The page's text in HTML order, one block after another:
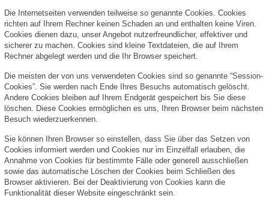
Die Internetseiten verwenden teilweise so genannte Cookies. Cookies
richten auf Ihrem Rechner keinen Schaden an und enthalten keine Viren.
Cookies dienen dazu, unser Angebot nutzerfreundlicher, effektiver und
sicherer zu machen. Cookies sind kleine Textdateien, die auf Ihrem
Rechner abgelegt werden und die Ihr Browser speichert.
Die meisten der von uns verwendeten Cookies sind so genannte “Session-
Cookies”. Sie werden nach Ende Ihres Besuchs automatisch gelöscht.
Andere Cookies bleiben auf Ihrem Endgerät gespeichert bis Sie diese
löschen. Diese Cookies ermöglichen es uns, Ihren Browser beim nächsten
Besuch wiederzuerkennen.
Sie können Ihren Browser so einstellen, dass Sie über das Setzen von
Cookies informiert werden und Cookies nur im Einzelfall erlauben, die
Annahme von Cookies für bestimmte Fälle oder generell ausschließen
sowie das automatische Löschen der Cookies beim Schließen des
Browser aktivieren. Bei der Deaktivierung von Cookies kann die
Funktionalität dieser Website eingeschränkt sein.